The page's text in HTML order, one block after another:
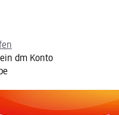
dm Konto